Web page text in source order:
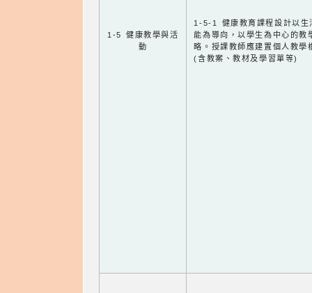
1-5 健康教學與活
動
1-5-1 健康教育課程設計以生
能為導向，以學生為中心的教
略。授課教師應建置個人教學
(含教案、教材及學習單等)